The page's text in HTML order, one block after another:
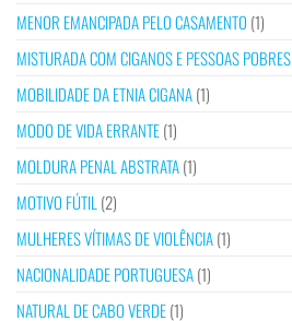
MENOR EMANCIPADA PELO CASAMENTO (1)
MISTURADA COM CIGANOS E PESSOAS POBRES
MOBILIDADE DA ETNIA CIGANA(1)
MODO DE VIDA ERRANTE(1)
MOLDURA PENAL ABSTRATA(1)
MOTIVO FÚTIL (2)
MULHERES VÍTIMAS DE VIOLÊNCIA(1)
NACIONALIDADE PORTUGUESA(1)
NATURAL DE CABO VERDE(1)